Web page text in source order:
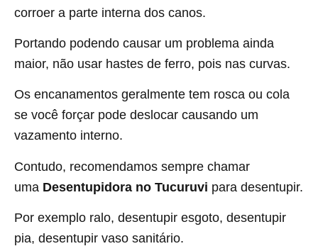
corroer a parte interna dos canos.
Portando podendo causar um problema ainda
maior, não usar hastes de ferro, pois nas curvas.
Os encanamentos geralmente tem rosca ou cola
se você forçar pode deslocar causando um
vazamento interno.
Contudo, recomendamos sempre chamar
uma Desentupidora no Tucuruvi para desentupir.
Por exemplo ralo, desentupir esgoto, desentupir
pia, desentupir vaso sanitário.